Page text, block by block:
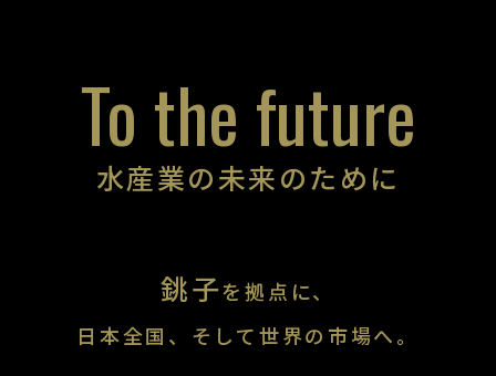
To the future
水産業の未来のために
銚子を拠点に、
日本全国、そして世界の市場へ。